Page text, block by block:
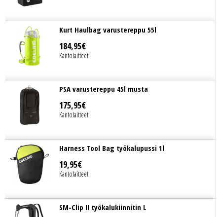
Kurt Haulbag varustereppu 55l
184,95€
Kantolaitteet
PSA varustereppu 45l musta
175,95€
Kantolaitteet
Harness Tool Bag työkalupussi 1l
19,95€
Kantolaitteet
SM-Clip II työkalukiinnitin L